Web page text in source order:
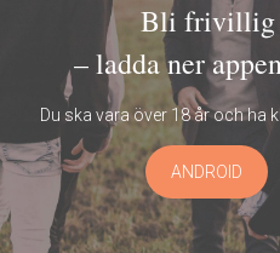
Bli frivillig
– ladda ner
Du ska vara över 18 år och ha
ANDROID